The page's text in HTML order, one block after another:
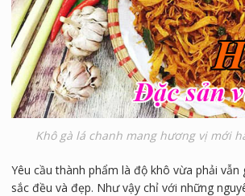
Khô gà lá chanh mang hương vị mới
Yêu cầu thành phẩm là độ khô vừa phải vẫn
sắc đều và đẹp. Như vậy chỉ với những